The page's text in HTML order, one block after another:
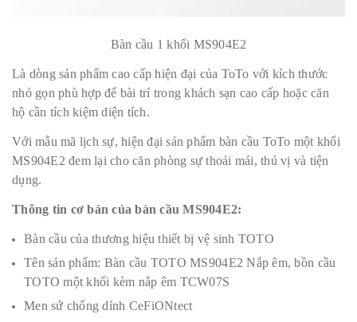
Bàn cầu 1 khối MS904E2
Là dòng sản phẩm cao cấp hiện đại của ToTo với kích thước
nhỏ gọn phù hợp để bài trí trong khách sạn cao cấp hoặc căn
hộ cần tích kiệm diện tích.
Với mẫu mã lịch sự, hiện đại sản phẩm bàn cầu ToTo một khối
MS904E2 đem lại cho căn phòng sự thoải mái, thú vị và tiện
dụng.
Thông tin cơ bản của bàn cầu MS904E2:
Bàn cầu của thương hiệu thiết bị vệ sinh TOTO
Tên sản phẩm: Bàn cầu TOTO MS904E2 Nắp êm, bồn cầu
TOTO một khối kèm nắp êm TCW07S
Men sứ chống dính CeFiONtect